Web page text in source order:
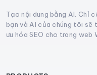
Tạo nội dung bằng AI. Chỉ
bạn và AI của chúng tôi sẽ
ưu hóa SEO cho trang web